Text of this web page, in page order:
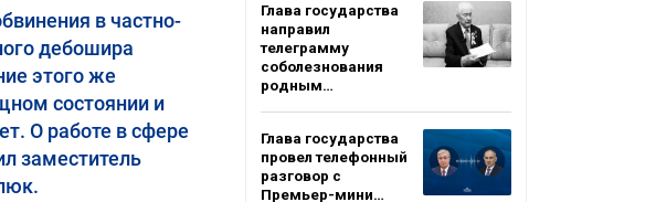
в частно-
дебошира
этого же
состоянии и
О работе в сфере
заместитель
Глава государства
направил
телеграмму
соболезнования
родным…
Глава государства
провел телефонный
разговор с
Премьер-мини…